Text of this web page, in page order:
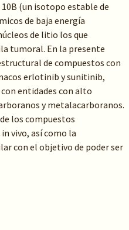
(un isotopo estable de
de baja energía
de litio los que
tumoral. En la presente
de compuestos con
erlotinib y sunitinib,
entidades con alto
y metalacarboranos.
los compuestos
vivo, así como la
con el objetivo de poder ser